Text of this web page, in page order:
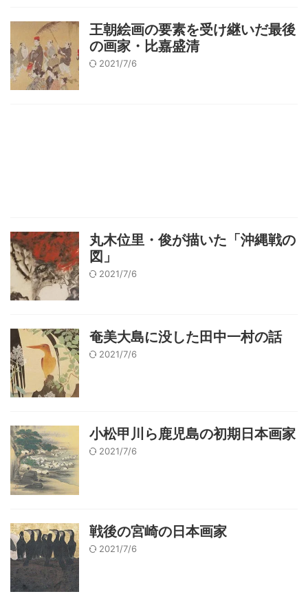
王朝絵画の要素を受け継いだ最後
の画家・比嘉盛清
2021/7/6
丸木位里・俊が描いた「沖縄戦の
図」
2021/7/6
奄美大島に没した田中一村の話
2021/7/6
小松甲川ら鹿児島の初期日本画家
2021/7/6
戦後の宮崎の日本画家
2021/7/6